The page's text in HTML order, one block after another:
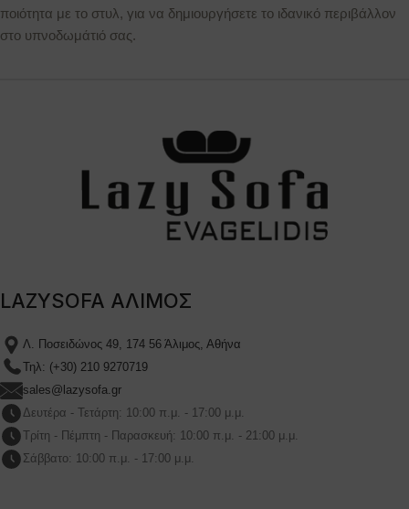
ποιότητα με το στυλ, για να δημιουργήσετε το ιδανικό περιβάλλον
στο υπνοδωμάτιό σας.
LAZYSOFA ΑΛΙΜΟΣ
Λ. Ποσειδώνος 49, 174 56 Άλιμος, Αθήνα
Τηλ: (+30) 210 9270719
sales@lazysofa.gr
Δευτέρα - Τετάρτη: 10:00 π.μ. - 17:00 μ.μ.
Τρίτη - Πέμπτη - Παρασκευή: 10:00 π.μ. - 21:00 μ.μ.
Σάββατο: 10:00 π.μ. - 17:00 μ.μ.